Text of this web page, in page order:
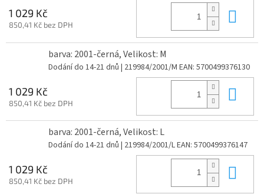
1 029 Kč
850,41 Kč bez DPH
barva: 2001-černá, Velikost: M
Dodání do 14-21 dnů | 219984/2001/M EAN: 5700499376130
1 029 Kč
850,41 Kč bez DPH
barva: 2001-černá, Velikost: L
Dodání do 14-21 dnů | 219984/2001/LEAN: 5700499376147
1 029 Kč
850,41 Kč bez DPH